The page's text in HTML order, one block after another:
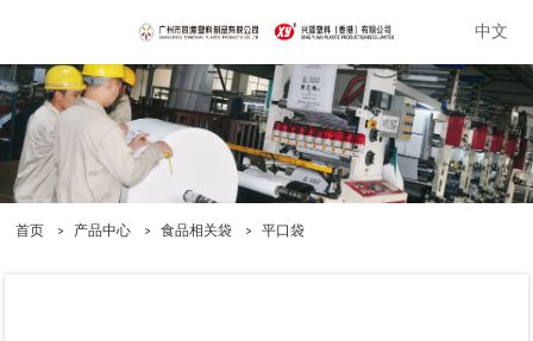
中文
首页 > 产品中心 > 食品相关袋 > 平口袋